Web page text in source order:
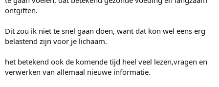
ontgiften.
Dit zou ik niet te snel gaan doen, want dat kon wel eens erg
belastend zijn voor je lichaam.
het betekend ook de komende tijd heel veel lezen,vragen en
verwerken van allemaal nieuwe informatie.